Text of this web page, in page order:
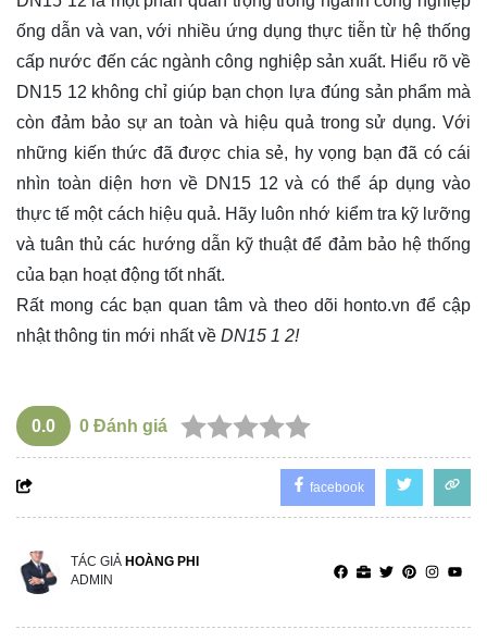
ống dẫn và van, với nhiều ứng dụng thực tiễn từ hệ thống
cấp nước đến các ngành công nghiệp sản xuất. Hiểu rõ về
DN15 12 không chỉ giúp bạn chọn lựa đúng sản phẩm mà
còn đảm bảo sự an toàn và hiệu quả trong sử dụng. Với
những kiến thức đã được chia sẻ, hy vọng bạn đã có cái
nhìn toàn diện hơn về DN15 12 và có thể áp dụng vào
thực tế một cách hiệu quả. Hãy luôn nhớ kiểm tra kỹ lưỡng
và tuân thủ các hướng dẫn kỹ thuật để đảm bảo hệ thống
của bạn hoạt động tốt nhất.
Rất mong các bạn quan tâm và theo dõi honto.vn để cập
nhật thông tin mới nhất về DN15 1 2!
0.0 0 Đánh giá
facebook
TÁC GIẢ HOÀNG PHI
ADMIN